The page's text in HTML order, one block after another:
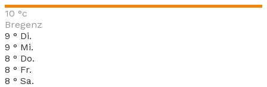
10 °c
Bregenz
9 ° Di.
9 ° Mi.
8 ° Do.
8 ° Fr.
8 ° Sa.